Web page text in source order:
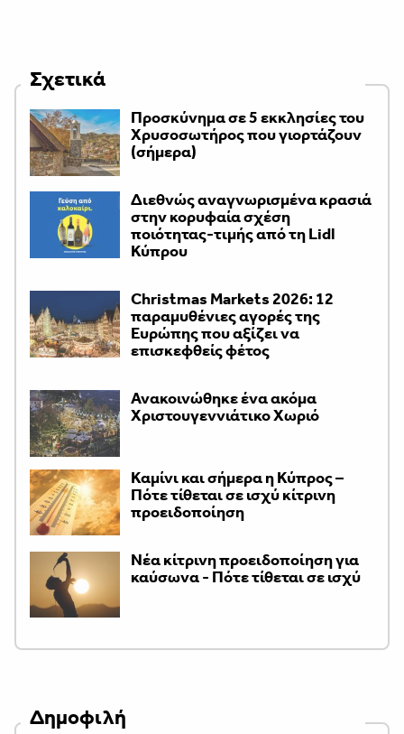
Σχετικά
Προσκύνημα σε 5 εκκλησίες του
Χρυσοσωτήρος που γιορτάζουν
(σήμερα)
Διεθνώς αναγνωρισμένα κρασιά
στην κορυφαία σχέση
ποιότητας-τιμής από τη Lidl
Κύπρου
Christmas Markets 2026: 12
παραμυθένιες αγορές της
Ευρώπης που αξίζει να
επισκεφθείς φέτος
Ανακοινώθηκε ένα ακόμα
Χριστουγεννιάτικο Χωριό
Καμίνι και σήμερα η Κύπρος –
Πότε τίθεται σε ισχύ κίτρινη
προειδοποίηση
Νέα κίτρινη προειδοποίηση για
καύσωνα - Πότε τίθεται σε ισχύ
Δημοφιλή